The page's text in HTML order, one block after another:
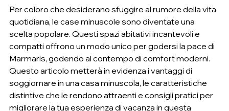
Per coloro che desiderano sfuggire al rumore della vita
quotidiana, le case minuscole sono diventate una
scelta popolare. Questi spazi abitativi incantevoli e
compatti offrono un modo unico per godersi la pace di
Marmaris, godendo al contempo di comfort moderni.
Questo articolo metterà in evidenza i vantaggi di
soggiornare in una casa minuscola, le caratteristiche
distintive che le rendono attraenti e consigli pratici per
migliorare la tua esperienza di vacanza in questa